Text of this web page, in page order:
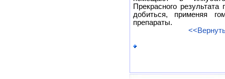
Прекрасного
добиться, применяя
препараты.